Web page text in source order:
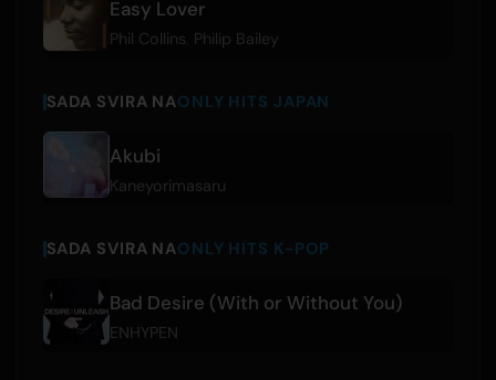
Easy Lover
Phil Collins Philip Bailey
SADA SVIRA NAONLY HITS JAPAN
Akubi
Kaneyorimasaru
SADA SVIRA NAONLY HITS K-POP
Bad Desire (With or Without You)
ENHYPEN